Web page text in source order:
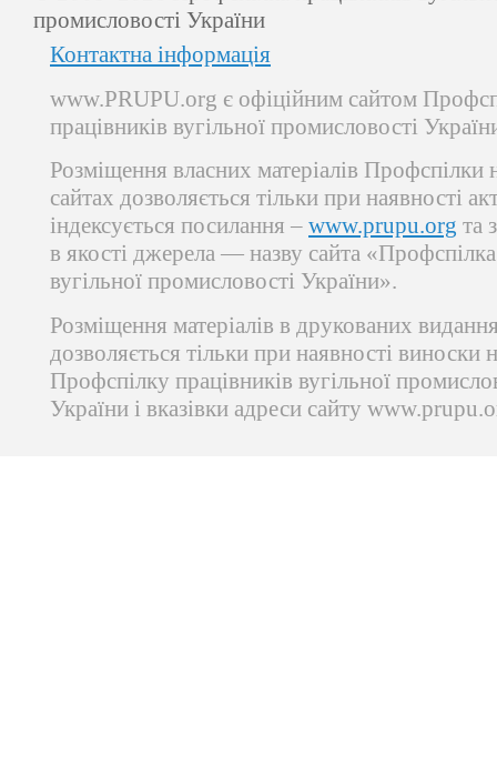
промисловості України
Контактна інформація
www.PRUPU.org є офіційним сайтом
працівників вугільної промисловості
Розміщення власних матеріалів Профспілки
сайтах дозволяється тільки при наявності
індексується посилання – www.prupu.org та
в якості джерела — назву сайта «Профспілка
вугільної промисловості України».
Розміщення матеріалів в друкованих
дозволяється тільки при наявності виноски
Профспілку працівників вугільної
України і вказівки адреси сайту